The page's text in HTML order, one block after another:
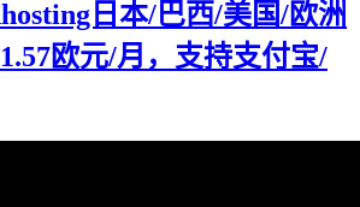
日本/巴西/美国/欧洲
欧元/月，支持支付宝/